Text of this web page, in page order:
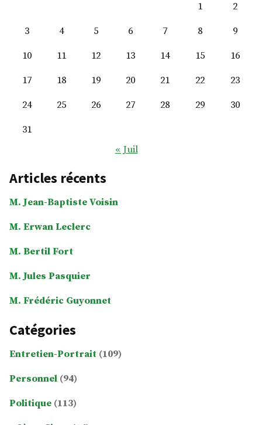
1
2
3
4 5 6 7 8
9
10
11 12 13 14 15
16
17
18 19 20 21 22
23
24
25 26 27 28 29
30
31
« Juil
Articles récents
M. Jean-Baptiste Voisin
M. Erwan Leclerc
M. Bertil Fort
M. Jules Pasquier
M. Frédéric Guyonnet
Catégories
Entretien-Portrait (109)
Personnel (94)
Politique (113)